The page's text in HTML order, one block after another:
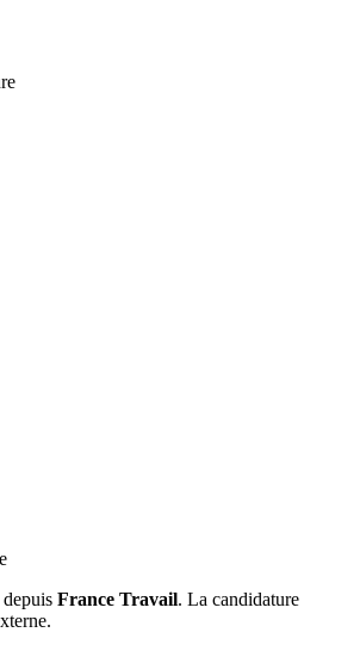
France Travail. La candidature